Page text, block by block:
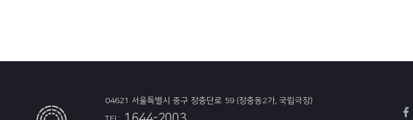
04621 서울특별시 중구 장충단로 59 (장충동2가, 국립극장)